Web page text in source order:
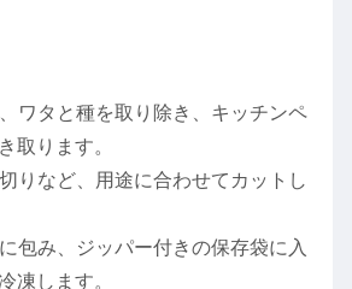
ワタと種を取り除き、キッチンペ
取ります。
りなど、用途に合わせてカットし
包み、ジッパー付きの保存袋に入
凍します。